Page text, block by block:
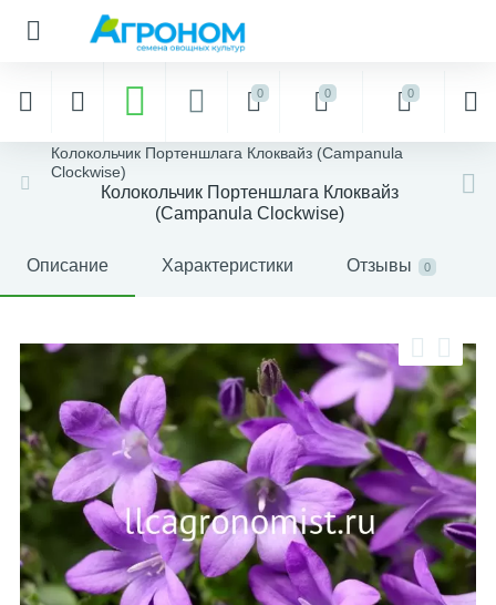
0 0 0
Колокольчик Портеншлага Клоквайз (Campanula
Clockwise)
Колокольчик Портеншлага Клоквайз
(Campanula Clockwise)
Описание Характеристики Отзывы 0